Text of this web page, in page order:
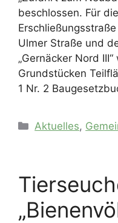
beschlossen. Für
Ulmer Straße und
„Gernäcker Nord
Grundstücken
1 Nr. 2
Kategorien
Aktuelles,